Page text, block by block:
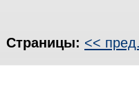
Страницы: <<